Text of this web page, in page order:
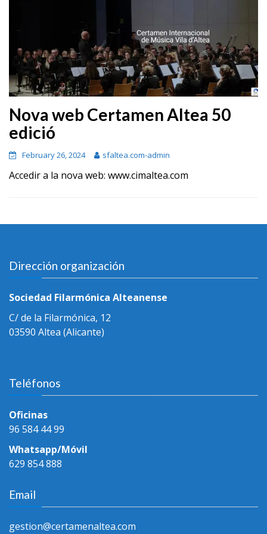
Nova web Certamen Altea 50
edició
February 26, 2024 sfaltea.com-admin
Accedir a la nova web: www.cimaltea.com
Dirección organización
Sociedad Filarmónica Alteanense
C/ de la Filarmónica, 12
03590 Altea (Alicante)
Teléfonos
Oficinas
96 584 44 99
Whatsapp/Móvil
629 854 888
Email
gestion@certamenaltea.com